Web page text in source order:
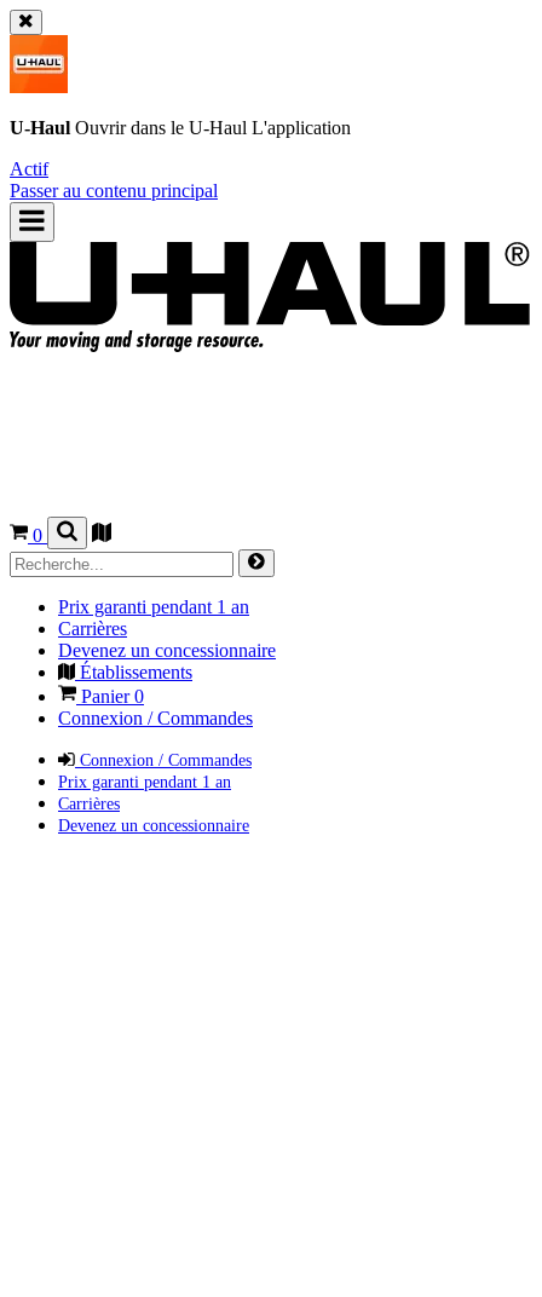
U-Haul Ouvrir dans le U-Haul L'application
Actif
Passer au contenu principal
0
Prix garanti pendant 1 an
Carrières
Devenez un concessionnaire
Établissements
Panier0
Connexion / Commandes
Connexion / Commandes
Prix garanti pendant 1 an
Carrières
Devenez un concessionnaire